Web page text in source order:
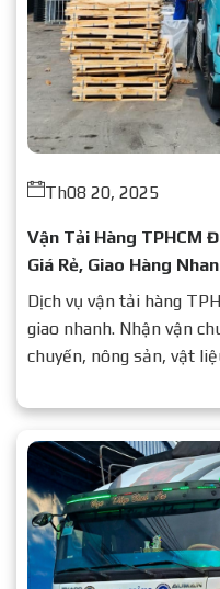
Th08 20, 2025
Vận Tải Hàng TPHCM
Giá Rẻ, Giao Hàng
Dịch vụ vận tải hàng
giao nhanh. Nhận vận
chuyến, nông sản, vật